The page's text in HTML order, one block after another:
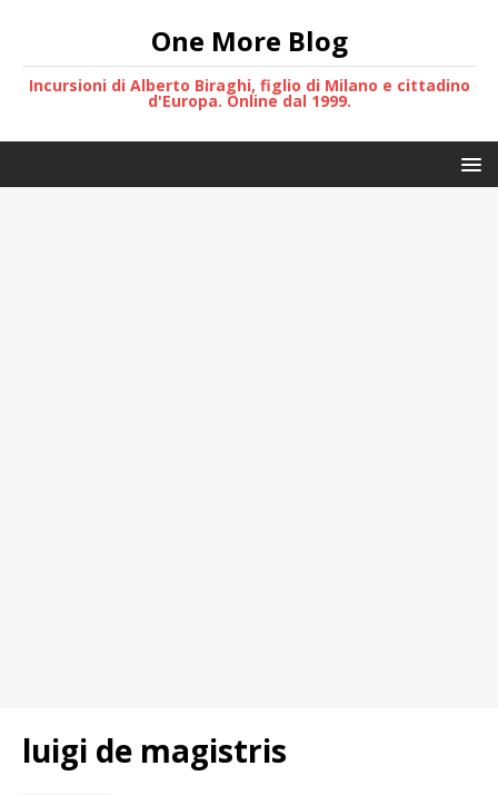
One More Blog
Incursioni di Alberto Biraghi, figlio di Milano e cittadino
d'Europa. Online dal 1999.
luigi de magistris